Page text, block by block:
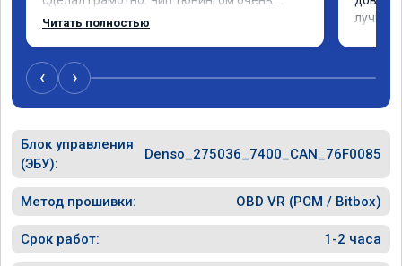
доволен, машина ожила немного, отзыв на
работать лучше, пропали провалы. Расход
топлива остался таким же, но динамика
улучшилась. Советую этот сервис всем.
Читать полностью
лучше.
‹ ›
Блок управления
(ЭБУ):
Denso_275036_7400_CAN_76F0085
Метод прошивки: OBD VR (PCM / Bitbox)
Срок работ: 1-2 часа